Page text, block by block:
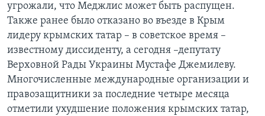
угрожали, что Меджлис может быть распущен.
Также ранее было отказано во въезде в Крым
лидеру крымских татар – в советское время –
известному диссиденту, а сегодня –депутату
Верховной Рады Украины Мустафе Джемилеву.
Многочисленные международные организации и
правозащитники за последние четыре месяца
отметили ухудшение положения крымских татар,